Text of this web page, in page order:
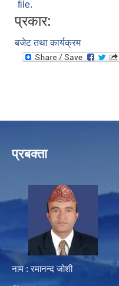
file.
प्रकार:
बजेट तथा कार्यक्रम
प्रबक्ता
नाम : रमानन्द जोशी